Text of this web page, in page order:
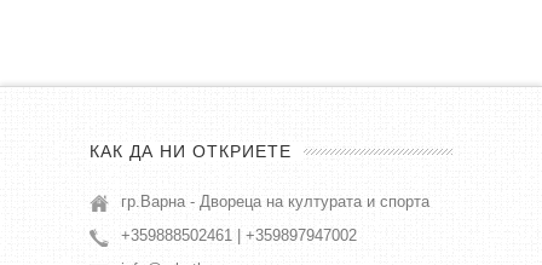
КАК ДА НИ ОТКРИЕТЕ
гр.Варна - Двореца на културата и спорта
+359888502461 | +359897947002